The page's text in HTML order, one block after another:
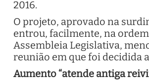
2016.
O projeto, aprovado na
entrou, facilmente, na
Assembleia Legislativa,
reunião em que foi decidida
Aumento “atende antiga